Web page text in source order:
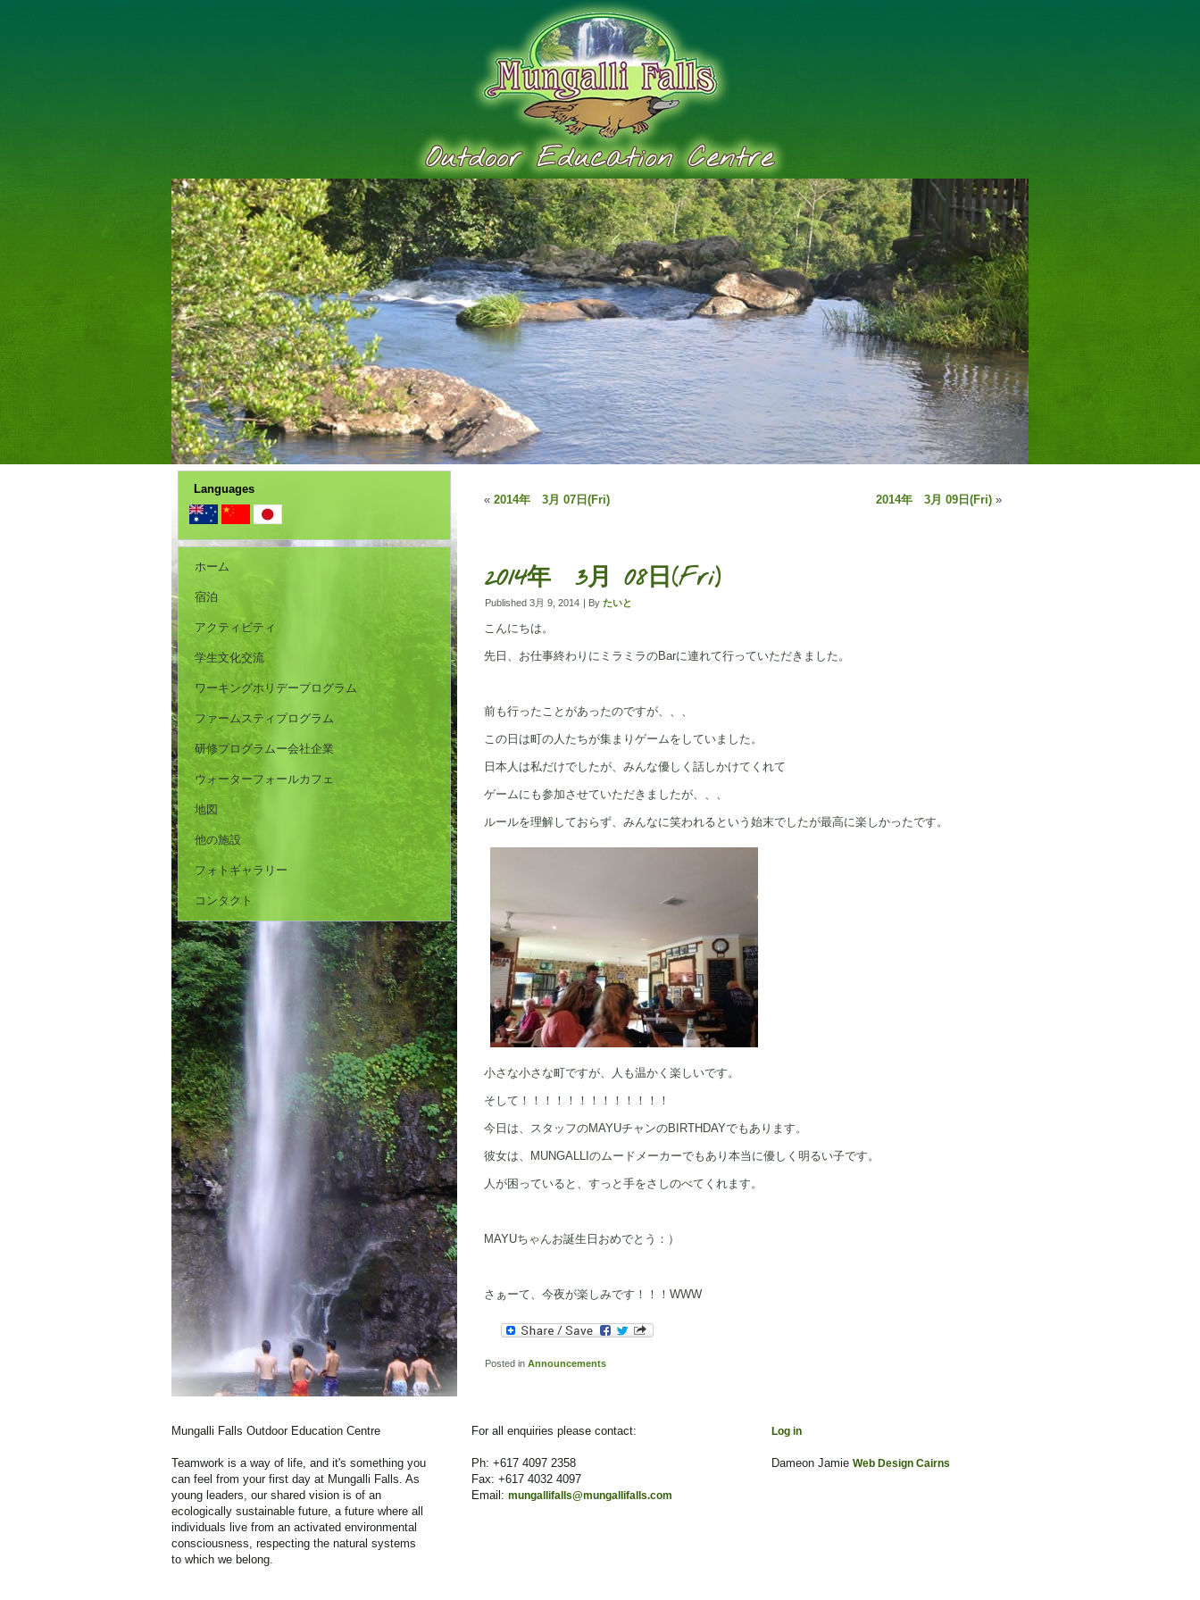
Languages
ホーム
宿泊
アクティビティ
学生文化交流
ワーキングホリデープログラム
ファームスティプログラム
研修プログラムー会社企業
ウォーターフォールカフェ
地図
他の施設
フォトギャラリー
コンタクト
« 2014年 3月 07日(Fri) 2014年 3月 09日(Fri) »
2014年 3月 08日(Fri)
Published 3月 9, 2014 | By たいと
こんにちは。
先日、お仕事終わりにミラミラのBarに連れて行っていただきました。
前も行ったことがあったのですが、、、
この日は町の人たちが集まりゲームをしていました。
日本人は私だけでしたが、みんな優しく話しかけてくれて
ゲームにも参加させていただきましたが、、、
ルールを理解しておらず、みんなに笑われるという始末でしたが最高に楽しかったです。
小さな小さな町ですが、人も温かく楽しいです。
そして！！！！！！！！！！！！！
今日は、スタッフのMAYUチャンのBIRTHDAYでもあります。
彼女は、MUNGALLIのムードメーカーでもあり本当に優しく明るい子です。
人が困っていると、すっと手をさしのべてくれます。
MAYUちゃんお誕生日おめでとう：）
さぁーて、今夜が楽しみです！！！WWW
Posted in Announcements
Mungalli Falls Outdoor Education Centre
Teamwork is a way of life, and it's something you
can feel from your first day at Mungalli Falls. As
young leaders, our shared vision is of an
ecologically sustainable future, a future where all
individuals live from an activated environmental
consciousness, respecting the natural systems
to which we belong.
For all enquiries please contact:
Ph: +617 4097 2358
Fax: +617 4032 4097
Email: mungallifalls@mungallifalls.com
Log in
Dameon Jamie Web Design Cairns